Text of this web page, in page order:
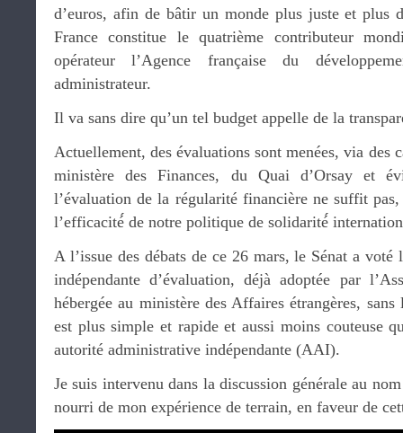
d’euros, afin de bâtir un monde plus juste et plus
France constitue le quatrième contributeur
opérateur l’Agence française du
administrateur.
Il va sans dire qu’un tel budget appelle de la
Actuellement, des évaluations sont menées, via des
ministère des Finances, du Quai d’Orsay et
l’évaluation de la régularité financière ne suffit
l’efficacité́ de notre politique de solidarité́
A l’issue des débats de ce 26 mars, le Sénat a voté
indépendante d’évaluation, déjà adoptée par
hébergée au ministère des Affaires étrangères,
est plus simple et rapide et aussi moins couteuse
autorité administrative indépendante (AAI).
Je suis intervenu dans la discussion générale au
nourri de mon expérience de terrain, en faveur de